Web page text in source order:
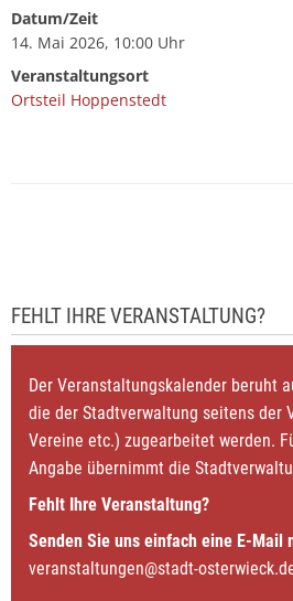
Datum/Zeit
14. Mai 2026, 10:00 Uhr
Veranstaltungsort
Ortsteil Hoppenstedt
FEHLT IHRE VERANSTALTUNG?
Der Veranstaltungskalender beruht
die der Stadtverwaltung seitens der
Vereine etc.) zugearbeitet werden.
Angabe übernimmt die
Fehlt Ihre Veranstaltung?
Senden Sie uns einfach eine E-Mail
veranstaltungen@stadt-